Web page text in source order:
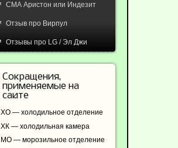
СМА Аристон или Индезит
Отзыв про Вирпул
Отзывы про LG / Эл Джи
Сокращения,
применяемые на
сайте
ХО — холодильное отделение
ХК — холодильная камера
МО — морозильное отделение